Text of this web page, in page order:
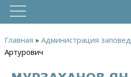
Вы
здесь
Главная » Администрация
Артурович